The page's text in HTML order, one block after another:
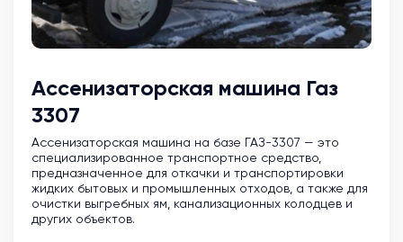
Ассенизаторская машина Газ
3307
Ассенизаторская машина на базе ГАЗ-3307 — это
специализированное транспортное средство,
предназначенное для откачки и транспортировки
жидких бытовых и промышленных отходов, а также для
очистки выгребных ям, канализационных колодцев и
других объектов.